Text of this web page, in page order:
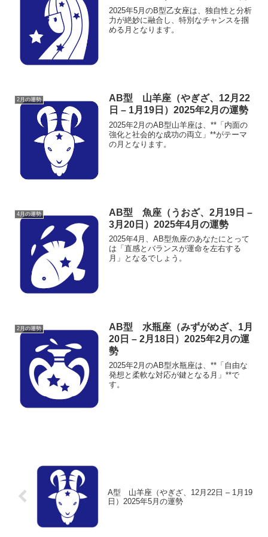
2025年5月のB型乙女座は、独自性と分析
力が絶妙に融合し、特別なチャンスを掴
める月となります。
2月の運勢
AB型 山羊座（やぎざ、12月22
日 – 1月19日）2025年2月の運勢
2025年2月のAB型山羊座は、**「内面の
強化と社会的な成功の両立」**がテーマ
の月となります。
4月の運勢
AB型 魚座（うおざ、2月19日 –
3月20日）2025年4月の運勢
2025年4月、AB型魚座のあなたにとって
は「直感とバランスが運命を左右する
月」となるでしょう。
2月の運勢
AB型 水瓶座（みずがめざ、1月
20日 – 2月18日）2025年2月の運
勢
2025年2月のAB型水瓶座は、**「自由な
発想と柔軟な対応が鍵となる月」**で
す。
A型 山羊座（やぎざ、12月22日 – 1月19
日）2025年5月の運勢